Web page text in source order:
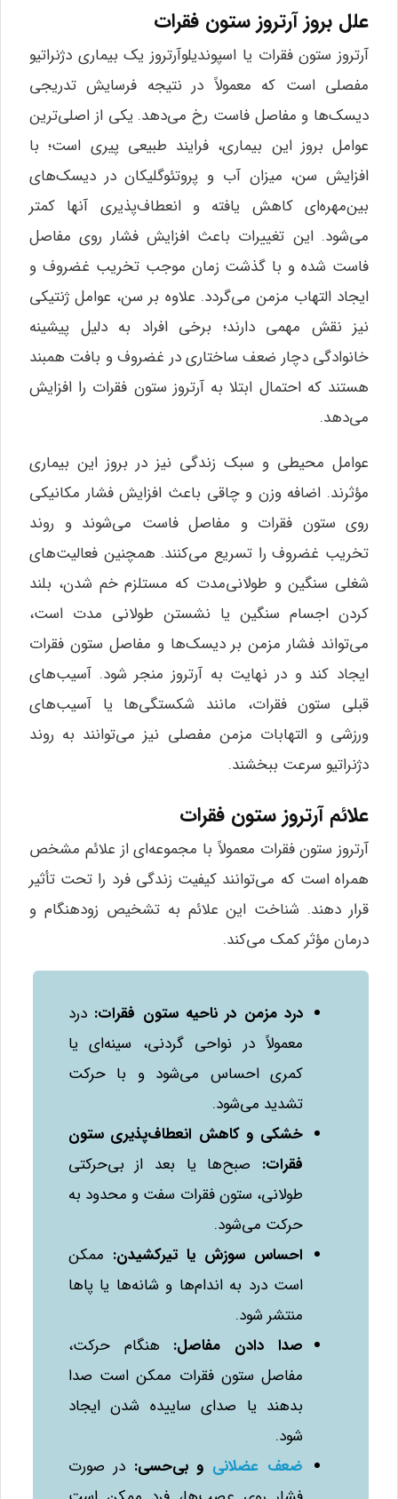
علل بروز آرتروز ستون فقرات
آرتروز ستون فقرات یا اسپوندیلوآرتروز یک بیماری دژنراتیو
مفصلی است که معمولاً در نتیجه فرسایش تدریجی
دیسک‌ها و مفاصل فاست رخ می‌دهد. یکی از اصلی‌ترین
عوامل بروز این بیماری، فرایند طبیعی پیری است؛ با
افزایش سن، میزان آب و پروتئوگلیکان در دیسک‌های
بین‌مهره‌ای کاهش یافته و انعطاف‌پذیری آنها کمتر
می‌شود. این تغییرات باعث افزایش فشار روی مفاصل
فاست شده و با گذشت زمان موجب تخریب غضروف و
ایجاد التهاب مزمن می‌گردد. علاوه بر سن، عوامل ژنتیکی
نیز نقش مهمی دارند؛ برخی افراد به دلیل پیشینه
خانوادگی دچار ضعف ساختاری در غضروف و بافت همبند
هستند که احتمال ابتلا به آرتروز ستون فقرات را افزایش
می‌دهد.
عوامل محیطی و سبک زندگی نیز در بروز این بیماری
مؤثرند. اضافه وزن و چاقی باعث افزایش فشار مکانیکی
روی ستون فقرات و مفاصل فاست می‌شوند و روند
تخریب غضروف را تسریع می‌کنند. همچنین فعالیت‌های
شغلی سنگین و طولانی‌مدت که مستلزم خم شدن، بلند
کردن اجسام سنگین یا نشستن طولانی مدت است،
می‌تواند فشار مزمن بر دیسک‌ها و مفاصل ستون فقرات
ایجاد کند و در نهایت به آرتروز منجر شود. آسیب‌های
قبلی ستون فقرات، مانند شکستگی‌ها یا آسیب‌های
ورزشی و التهابات مزمن مفصلی نیز می‌توانند به روند
دژنراتیو سرعت ببخشند.
علائم آرتروز ستون فقرات
آرتروز ستون فقرات معمولاً با مجموعه‌ای از علائم مشخص
همراه است که می‌توانند کیفیت زندگی فرد را تحت تأثیر
قرار دهند. شناخت این علائم به تشخیص زودهنگام و
درمان مؤثر کمک می‌کند.
درد مزمن در ناحیه ستون فقرات: درد
معمولاً در نواحی گردنی، سینه‌ای یا
کمری احساس می‌شود و با حرکت
تشدید می‌شود.
خشکی و کاهش انعطاف‌پذیری ستون
فقرات: صبح‌ها یا بعد از بی‌حرکتی
طولانی، ستون فقرات سفت و محدود به
حرکت می‌شود.
احساس سوزش یا تیرکشیدن: ممکن
است درد به اندام‌ها و شانه‌ها یا پاها
منتشر شود.
صدا دادن مفاصل: هنگام حرکت،
مفاصل ستون فقرات ممکن است صدا
بدهند یا صدای ساییده شدن ایجاد
شود.
ضعف عضلانی و بی‌حسی: در صورت